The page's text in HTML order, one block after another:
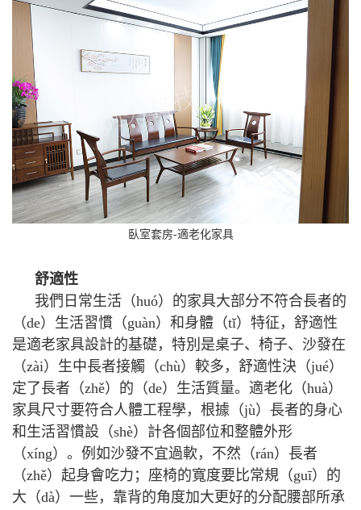
臥室套房-適老化家具
舒適性
我們日常生活（huó）的家具大部分不符合長者的
（de）生活習慣（guàn）和身體（tǐ）特征，舒適性
是適老家具設計的基礎，特別是桌子、椅子、沙發在
（zài）生中長者接觸（chù）較多，舒適性決（jué）
定了長者（zhě）的（de）生活質量。適老化（huà）
家具尺寸要符合人體工程學，根據（jù）長者的身心
和生活習慣設（shè）計各個部位和整體外形
（xíng）。例如沙發不宜過軟，不然（rán）長者
（zhě）起身會吃力；座椅的寬度要比常規（guī）的
大（dà）一些，靠背的角度加大更好的分配腰部所承